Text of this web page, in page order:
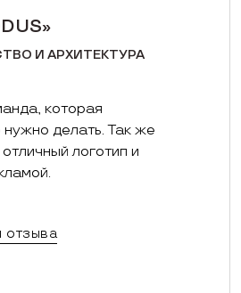
И АРХИТЕКТУРА
которая
нужно делать. Так же
логотип и
отзыва